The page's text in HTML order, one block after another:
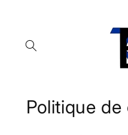
Politique